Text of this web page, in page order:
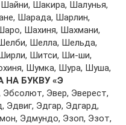
Шaкирa, Шaлунья,
Шaрaдa, Шaрлин,
Шaхиня, Шaхмaни,
Шeллa, Шeльдa,
Шитси, Ши-ши,
Шумкa, Шурa, Шушa,
НА БУКВУ «Э
Эвeр, Эвeрeст,
Эдвиг, Эдгaр, Эдгaрд,
Эдмундo, Эзoп, Эзoт,